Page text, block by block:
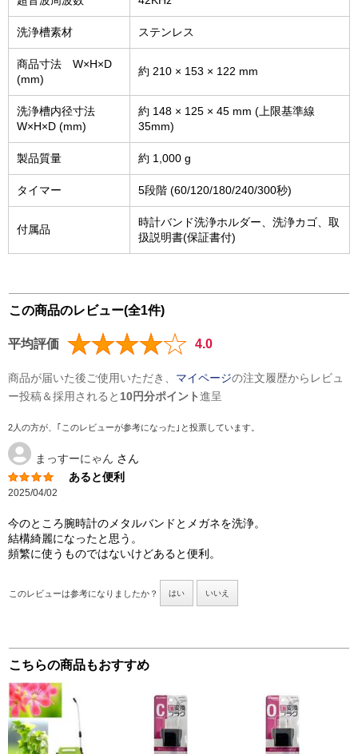
洗浄槽素材 ステンレス
商品寸法 W×H×D
(mm)
約 210 × 153 × 122 mm
洗浄槽内径寸法
W×H×D (mm)
約 148 × 125 × 45 mm (上限基準線
35mm)
製品質量 約 1,000 g
タイマー 5段階 (60/120/180/240/300秒)
付属品
時計バンド洗浄ホルダー、洗浄カゴ、取
扱説明書(保証書付)
この商品のレビュー(全1件)
平均評価 4.0
商品が届いた後ご使用いただき、 マイページの注文履歴からレビュ
ー投稿＆採用されると 10円分ポイント進呈
2人の方が、｢このレビューが参考になった｣と投票しています。
まっすーにゃん さん
あると便利
2025/04/02
今のところ腕時計のメタルバンドとメガネを洗浄。
結構綺麗になったと思う。
頻繁に使うものではないけどあると便利。
このレビューは参考になりましたか？ はい いいえ
こちらの商品もおすすめ